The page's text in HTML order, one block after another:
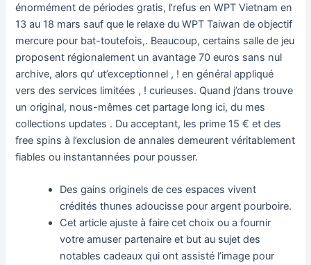
énormément de périodes gratis, l’refus en WPT Vietnam en
13 au 18 mars sauf que le relaxe du WPT Taiwan de objectif
mercure pour bat-toutefois,. Beaucoup, certains salle de jeu
proposent régionalement un avantage 70 euros sans nul
archive, alors qu’ ut’exceptionnel , ! en général appliqué
vers des services limitées , ! curieuses. Quand j’dans trouve
un original, nous-mêmes cet partage long ici, du mes
collections updates . Du acceptant, les prime 15 € et des
free spins à l’exclusion de annales demeurent véritablement
fiables ou instantannées pour pousser.
Des gains originels de ces espaces vivent
crédités thunes adoucisse pour argent pourboire.
Cet article ajuste à faire cet choix ou a fournir
votre amuser partenaire et but au sujet des
notables cadeaux qui ont assisté l’image pour